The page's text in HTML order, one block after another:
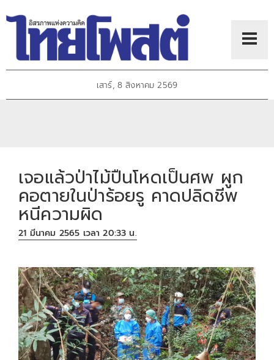
เสาร์, 8 สิงหาคม 2569
เจอแล้วป่าไม้ปืนโหด​เป็นศพ​ ผูก
คอตายในป่าร้อยรู​​ คาดปลิดชีพ
หนีความผิด
21 มีนาคม 2565 เวลา 20:33 น.